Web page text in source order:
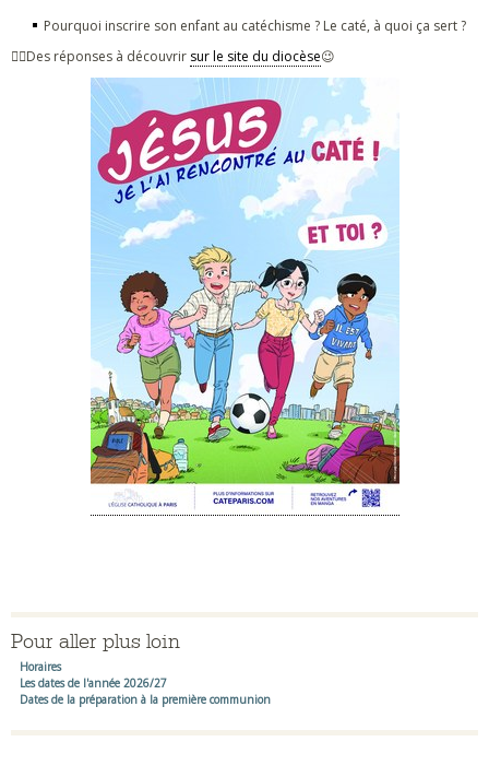
Pourquoi inscrire son enfant au catéchisme ? Le caté, à quoi ça sert ?
👉🏻Des réponses à découvrir sur le site du diocèse😉
Pour aller plus loin
Horaires
Les dates de l'année 2026/27
Dates de la préparation à la première communion